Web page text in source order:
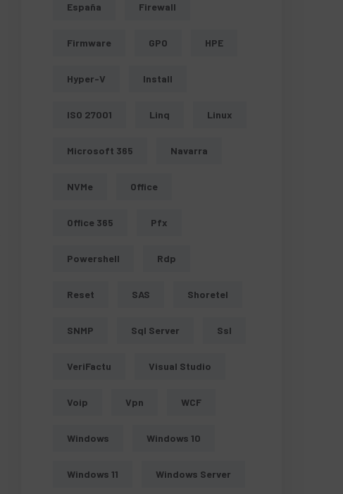
España Firewall
Firmware GPO HPE
Hyper-V Install
ISO 27001 Linq Linux
Microsoft 365 Navarra
NVMe Office
Office 365 Pfx
Powershell Rdp
Reset SAS Shoretel
SNMP Sql Server Ssl
VeriFactu Visual Studio
Voip Vpn WCF
Windows Windows 10
Windows 11 Windows Server